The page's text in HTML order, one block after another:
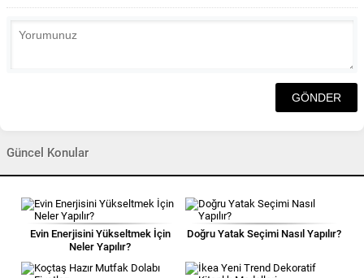
Güncel Konular
Evin Enerjisini Yükseltmek İçin
Neler Yapılır?
Doğru Yatak Seçimi Nasıl Yapılır?